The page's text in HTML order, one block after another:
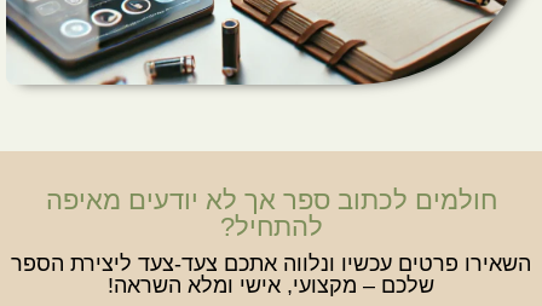
חולמים לכתוב ספר אך לא יודעים מאיפה
להתחיל?
השאירו פרטים עכשיו ונלווה אתכם צעד-צעד ליצירת הספר
שלכם – מקצועי, אישי ומלא השראה!